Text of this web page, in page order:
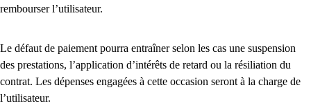
rembourser l’utilisateur.
Le défaut de paiement pourra entraîner selon les cas une suspension
des prestations, l’application d’intérêts de retard ou la résiliation du
contrat. Les dépenses engagées à cette occasion seront à la charge de
l’utilisateur.